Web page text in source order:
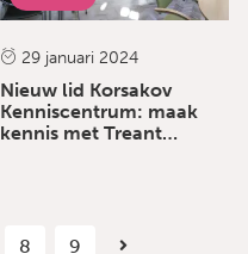
29 januari 2024
Nieuw lid Korsakov
Kenniscentrum: maak
kennis met Treant
8 9